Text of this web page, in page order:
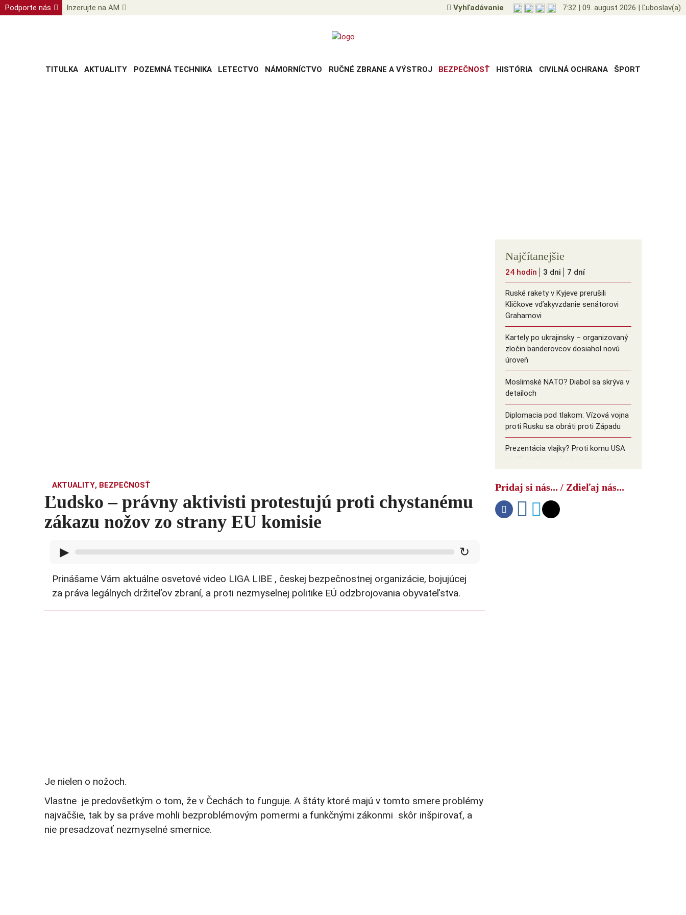
Podporte nás Inzerujte na AM Vyhľadávanie 7:32 | 09. august 2026 | Ľuboslav(a)
TITULKA AKTUALITY POZEMNÁ TECHNIKA LETECTVO NÁMORNÍCTVO RUČNÉ ZBRANE A VÝSTROJ BEZPEČNOSŤ HISTÓRIA CIVILNÁ OCHRANA ŠPORT
Najčítanejšie
24 hodín 3 dni 7 dní
Ruské rakety v Kyjeve prerušili
Kličkove vďakyvzdanie senátorovi
Grahamovi
Kartely po ukrajinsky – organizovaný
zločin banderovcov dosiahol novú
úroveň
Moslimské NATO? Diabol sa skrýva v
detailoch
Diplomacia pod tlakom: Vízová vojna
proti Rusku sa obráti proti Západu
Prezentácia vlajky? Proti komu USA
uvalili sankcie a čo to znamená
AKTUALITY, BEZPEČNOSŤ
Ľudsko – právny aktivisti protestujú proti chystanému
zákazu nožov zo strany EU komisie
▶ ↻
Prinášame Vám aktuálne osvetové video LIGA LIBE , českej bezpečnostnej organizácie, bojujúcej
za práva legálnych držiteľov zbraní, a proti nezmyselnej politike EÚ odzbrojovania obyvateľstva.
Je nielen o nožoch.
Vlastne je predovšetkým o tom, že v Čechách to funguje. A štáty ktoré majú v tomto smere problémy
najväčšie, tak by sa práve mohli bezproblémovým pomermi a funkčnými zákonmi skôr inšpirovať, a
nie presadzovať nezmyselné smernice.
Pridaj si nás... / Zdieľaj nás...